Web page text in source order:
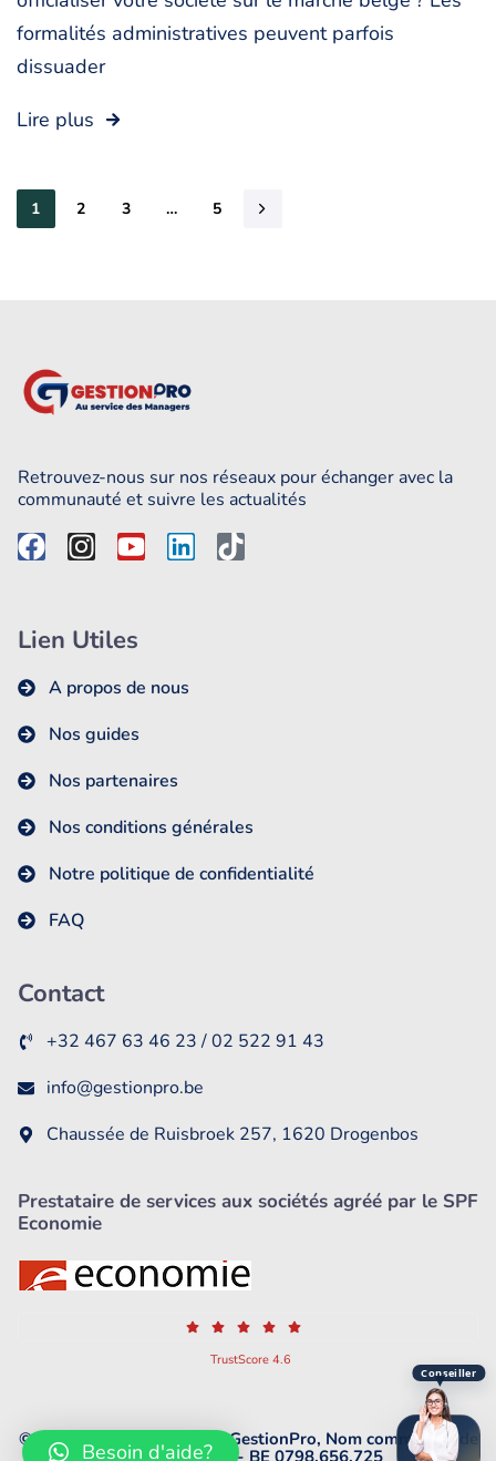
formalités administratives peuvent parfois
dissuader
Lire plus
1 2 3 … 5
Retrouvez-nous sur nos réseaux pour échanger avec la
communauté et suivre les actualités
Lien Utiles
A propos de nous
Nos guides
Nos partenaires
Nos conditions générales
Notre politique de confidentialité
FAQ
Contact
+32 467 63 46 23 / 02 522 91 43
info@gestionpro.be
Chaussée de Ruisbroek 257, 1620 Drogenbos
Prestataire de services aux sociétés agréé par le SPF
Economie
TrustScore 4.6
© 2024 All rights reserved GestionPro, Nom commercial de
DREAMBIS SRL - BE 0798.656.725
Conseiller
Besoin d'aide?